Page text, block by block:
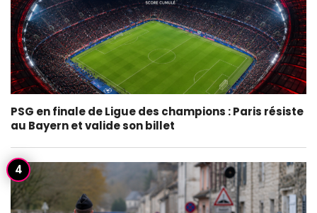
PSG en finale de Ligue des champions : Paris résiste
au Bayern et valide son billet